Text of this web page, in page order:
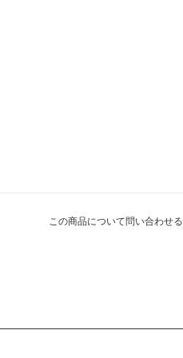
この商品について問い合わせる